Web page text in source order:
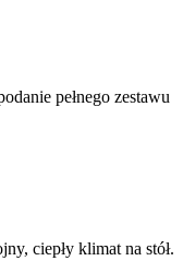
pełnego zestawu
ciepły klimat na stół.